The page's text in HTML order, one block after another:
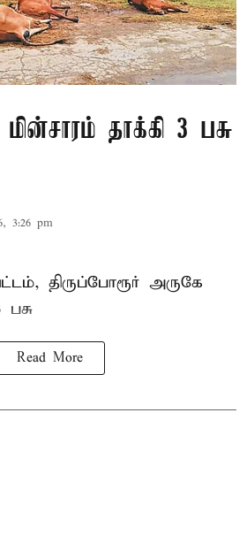
தாக்கி 3 பசு
3:26 pm
திருப்போரூர் அருகே
பசு
Read More